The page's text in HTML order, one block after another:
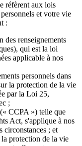
réfèrent aux lois
et votre vie
:
renseignements
qui est la loi
applicable à nos
personnels dans
la protection de la vie
par la Loi 25,
;
CCPA ») telle que
Act, s'applique à nos
circonstances ; et
protection de la vie